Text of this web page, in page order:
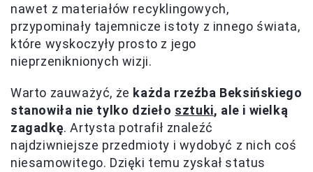
nawet z materiałów recyklingowych,
przypominały tajemnicze istoty z innego świata,
które wyskoczyły prosto z jego
nieprzeniknionych wizji.
Warto zauważyć, że każda rzeźba Beksińskiego
stanowiła nie tylko dzieło sztuki, ale i wielką
zagadkę. Artysta potrafił znaleźć
najdziwniejsze przedmioty i wydobyć z nich coś
niesamowitego. Dzięki temu zyskał status